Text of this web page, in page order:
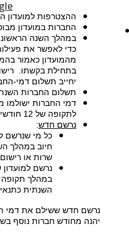
ההצטרפות למועדון
החברות במועדון
במהלך השנה
כדי לאפשר את
מהמועדון כאמור
בתחילת בקשתו.
יחייב תשלום דמי-
תשלום החברות השנתית
דמי החברות ישולמו
לתקופה של 12 חודשים
נרשם חדש:
כל מי שנרשם
חיוב במהלך
שרות או
נרשם
במהלך
השנתית
נרשם חדש ששילם את דמי
יהנה מחודש חברות נוסף